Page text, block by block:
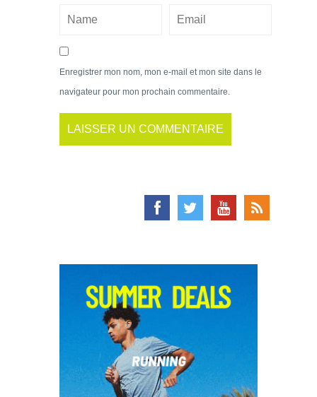
Enregistrer mon nom, mon e-mail et mon site dans le
navigateur pour mon prochain commentaire.